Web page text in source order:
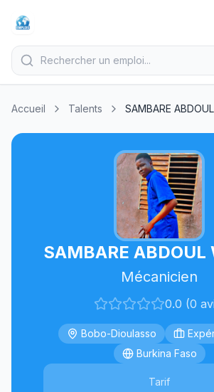
Accueil Talents SAMBARE
SAMBARE ABDOUL
Mécanicien
0.0 (0
Bobo-Dioulasso
Burkina Faso
Tarif